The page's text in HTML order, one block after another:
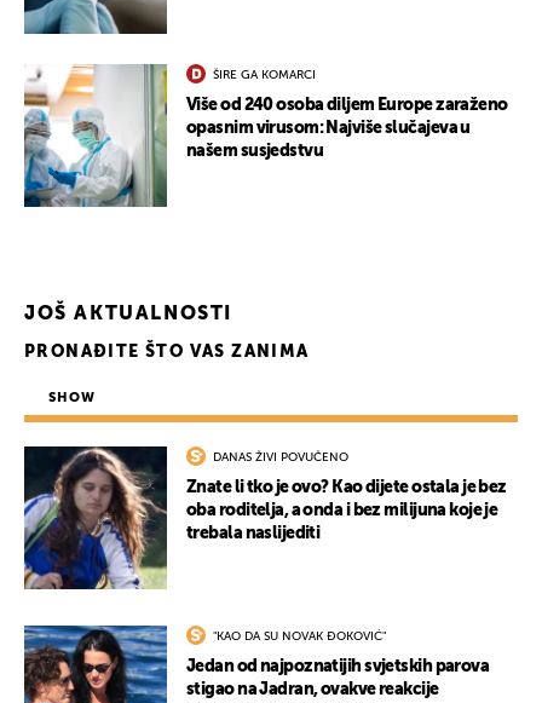
ŠIRE GA KOMARCI
Više od 240 osoba diljem Europe zaraženo
opasnim virusom: Najviše slučajeva u
našem susjedstvu
JOŠ AKTUALNOSTI
PRONAĐITE ŠTO VAS ZANIMA
SHOW
DANAS ŽIVI POVUČENO
Znate li tko je ovo? Kao dijete ostala je bez
oba roditelja, a onda i bez milijuna koje je
trebala naslijediti
"KAO DA SU NOVAK ĐOKOVIĆ"
Jedan od najpoznatijih svjetskih parova
stigao na Jadran, ovakve reakcije